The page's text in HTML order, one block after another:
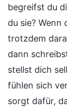
begreifst du
du sie?
trotzdem
dann
stellst dich
fühlen sich
sorgt dafür,